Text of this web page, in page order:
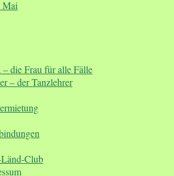
Mai
die Frau für alle Fälle
– der Tanzlehrer
Club